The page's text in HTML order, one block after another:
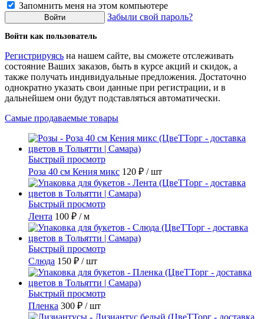
Запомнить меня на этом компьютере
Забыли свой пароль?
Войти как пользователь
Регистрируясь на нашем сайте, вы сможете отслеживать
состояние Ваших заказов, быть в курсе акций и скидок, а
также получать индивидуальные предложения. Достаточно
однократно указать свои данные при регистрации, и в
дальнейшем они будут подставляться автоматически.
Самые продаваемые товары
Быстрый просмотр
Роза 40 см Кения микс 120 ₽ / шт
Быстрый просмотр
Лента 100 ₽ / м
Быстрый просмотр
Слюда 150 ₽ / шт
Быстрый просмотр
Пленка 300 ₽ / шт